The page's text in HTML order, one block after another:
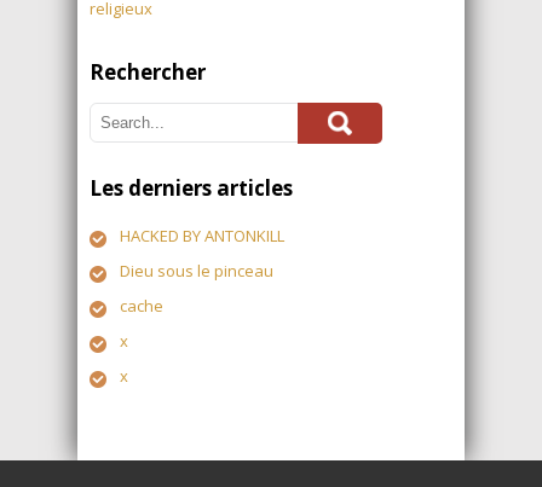
religieux
Rechercher
Les derniers articles
HACKED BY ANTONKILL
Dieu sous le pinceau
cache
x
x